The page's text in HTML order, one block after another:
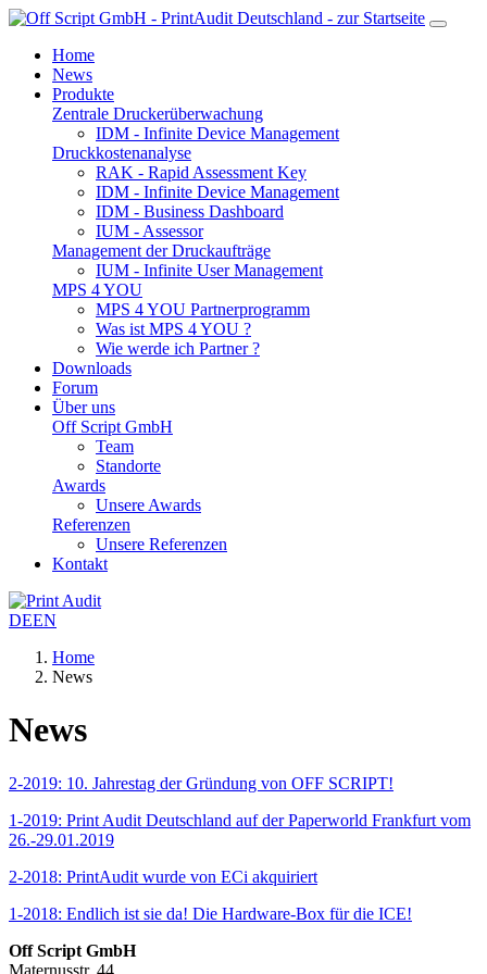
Home
News
Produkte
Zentrale Druckerüberwachung
IDM - Infinite Device Management
Druckkostenanalyse
RAK - Rapid Assessment Key
IDM - Infinite Device Management
IDM - Business Dashboard
IUM - Assessor
Management der Druckaufträge
IUM - Infinite User Management
MPS 4 YOU
MPS 4 YOU Partnerprogramm
Was ist MPS 4 YOU ?
Wie werde ich Partner ?
Downloads
Forum
Über uns
Off Script GmbH
Team
Standorte
Awards
Unsere Awards
Referenzen
Unsere Referenzen
Kontakt
DEEN
Home
News
News
2-2019: 10. Jahrestag der Gründung von OFF SCRIPT!
1-2019: Print Audit Deutschland auf der Paperworld Frankfurt vom
26.-29.01.2019
2-2018: PrintAudit wurde von ECi akquiriert
1-2018: Endlich ist sie da! Die Hardware-Box für die ICE!
Off Script GmbH
Maternusstr. 44